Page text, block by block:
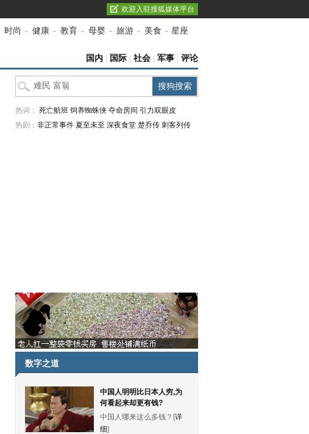
欢迎入驻搜狐媒体平台
时尚 - 健康 - 教育 - 母婴 - 旅游 - 美食 - 星座
国内 国际 社会 军事 评论
热词： 死亡航班 饲养蜘蛛侠 夺命房间 引力双眼皮
热剧： 非正常事件 夏至未至 深夜食堂 楚乔传 刺客列传
数字之道
中国人明明比日本人穷,为
何看起来却更有钱?
中国人哪来这么多钱？[详
细]